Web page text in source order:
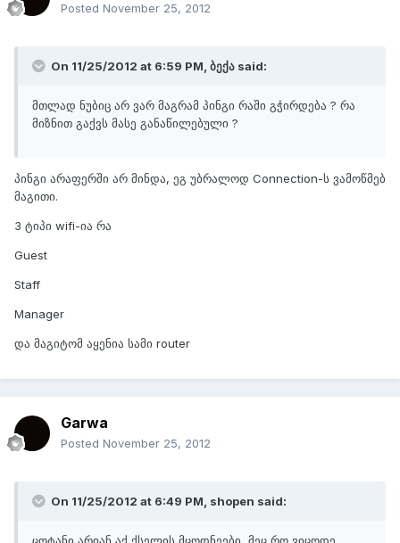
Posted November 25, 2012
On 11/25/2012 at 6:59 PM, ბექა said:
მთლად ნუბიც არ ვარ მაგრამ პინგი რაში გჭირდება ? რა
მიზნით გაქვს მასე განაწილებული ?
პინგი არაფერში არ მინდა, ეგ უბრალოდ Connection-ს ვამოწმებ
მაგითი.
3 ტიპი wifi-ია რა
Guest
Staff
Manager
და მაგიტომ აყენია სამი router
Garwa
Posted November 25, 2012
On 11/25/2012 at 6:49 PM, shopen said: